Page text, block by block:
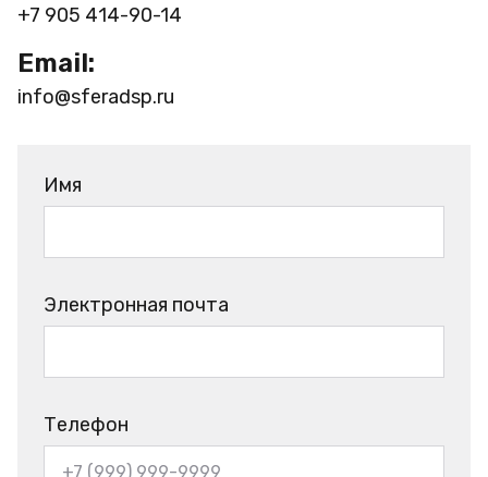
+7 905 414-90-14
Email:
info@sferadsp.ru
Имя
Электронная почта
Телефон